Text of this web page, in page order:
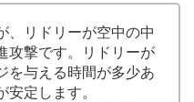
、リドリーが空中の中
攻撃です。リドリーが
を与える時間が多少あ
定します。